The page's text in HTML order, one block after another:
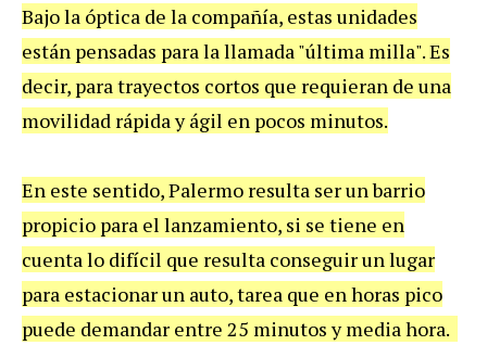
Bajola óptica de la compañía, estas unidades
están pensadas para la llamada "última milla".Es
decir, para trayectos cortos que requieran de una
movilidad rápida yágil en pocos minutos.
En este sentido,Palermo resulta serun barrio
propicio para el lanzamiento, si se tiene en
cuenta lo difícil que resulta conseguirun lugar
para estacionarun auto,tarea que en horas pico
puede demandar entre 25 minutos y media hora.